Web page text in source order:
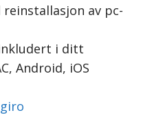
av pc-
i ditt
Android, iOS